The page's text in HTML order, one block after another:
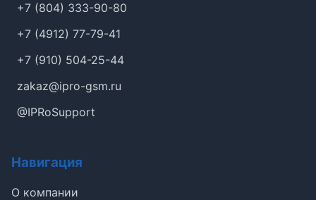
+7 (804) 333-90-80
+7 (4912) 77-79-41
+7 (910) 504-25-44
zakaz@ipro-gsm.ru
@IPRoSupport
Навигация
О компании